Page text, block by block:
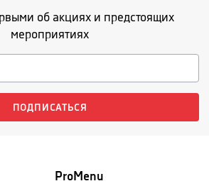
об акциях и предстоящих
мероприятиях
ПОДПИСАТЬСЯ
ProMenu